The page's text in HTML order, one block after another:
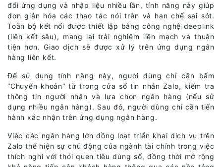
đổi ứng dụng và nhập liệu nhiều lần, tính năng này giúp
đơn giản hóa các thao tác nói trên và hạn chế sai sót.
Toàn bộ kết nối được thiết lập bằng công nghệ deeplink
(liên kết sâu), mang lại trải nghiệm liền mạch và thuận
tiện hơn. Giao dịch sẽ được xử lý trên ứng dụng ngân
hàng liên kết.
Để sử dụng tính năng này, người dùng chỉ cần bấm
“Chuyển khoản” từ trong cửa sổ tin nhắn Zalo, kiểm tra
thông tin người nhận và lựa chọn ngân hàng (nếu sử
dụng nhiều ngân hàng). Sau đó, người dùng chỉ cần tiến
hành xác nhận trên ứng dụng ngân hàng.
Việc các ngân hàng lớn đồng loạt triển khai dịch vụ trên
Zalo thể hiện sự chủ động của ngành tài chính trong việc
thích nghi với thói quen tiêu dùng số, đồng thời mở rộng